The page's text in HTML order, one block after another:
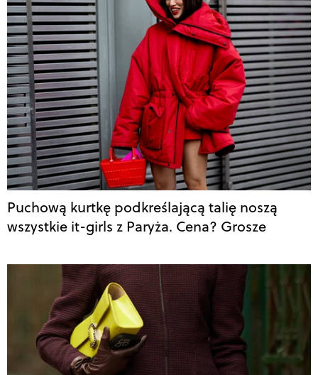
Puchową kurtkę podkreślającą talię noszą
wszystkie it-girls z Paryża. Cena? Grosze